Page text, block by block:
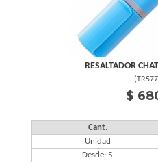
RESALTADOR
(
$
Cant.
Unidad
Desde: 5